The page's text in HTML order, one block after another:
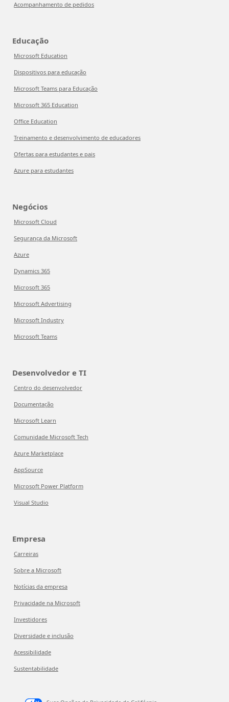
Acompanhamento de pedidos
Educação
Microsoft Education
Dispositivos para educação
Microsoft Teams para Educação
Microsoft 365 Education
Office Education
Treinamento e desenvolvimento de educadores
Ofertas para estudantes e pais
Azure para estudantes
Negócios
Microsoft Cloud
Segurança da Microsoft
Azure
Dynamics 365
Microsoft 365
Microsoft Advertising
Microsoft Industry
Microsoft Teams
Desenvolvedor e TI
Centro do desenvolvedor
Documentação
Microsoft Learn
Comunidade Microsoft Tech
Azure Marketplace
AppSource
Microsoft Power Platform
Visual Studio
Empresa
Carreiras
Sobre a Microsoft
Notícias da empresa
Privacidade na Microsoft
Investidores
Diversidade e inclusão
Acessibilidade
Sustentabilidade